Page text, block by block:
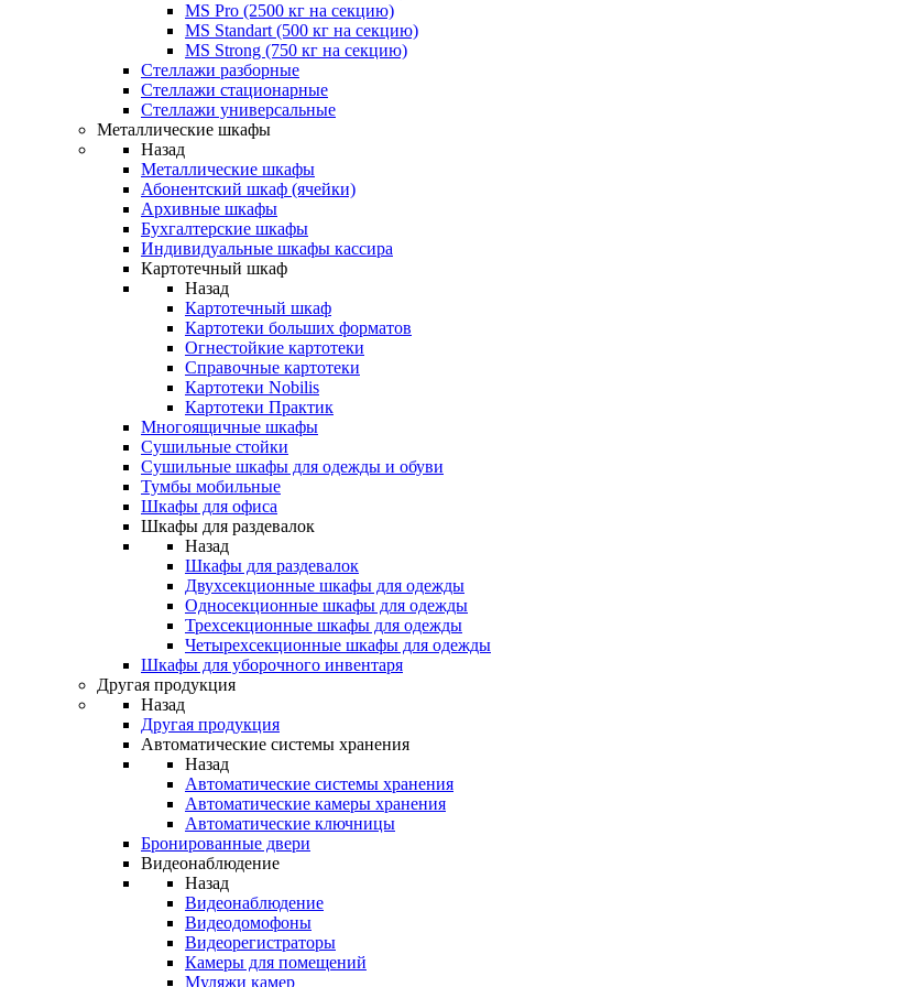
MS Pro (2500 кг на секцию)
MS Standart (500 кг на секцию)
MS Strong (750 кг на секцию)
Стеллажи разборные
Стеллажи стационарные
Стеллажи универсальные
Металлические шкафы
Назад
Металлические шкафы
Абонентский шкаф (ячейки)
Архивные шкафы
Бухгалтерские шкафы
Индивидуальные шкафы кассира
Картотечный шкаф
Назад
Картотечный шкаф
Картотеки больших форматов
Огнестойкие картотеки
Справочные картотеки
Картотеки Nobilis
Картотеки Практик
Многоящичные шкафы
Сушильные стойки
Сушильные шкафы для одежды и обуви
Тумбы мобильные
Шкафы для офиса
Шкафы для раздевалок
Назад
Шкафы для раздевалок
Двухсекционные шкафы для одежды
Односекционные шкафы для одежды
Трехсекционные шкафы для одежды
Четырехсекционные шкафы для одежды
Шкафы для уборочного инвентаря
Другая продукция
Назад
Другая продукция
Автоматические системы хранения
Назад
Автоматические системы хранения
Автоматические камеры хранения
Автоматические ключницы
Бронированные двери
Видеонаблюдение
Назад
Видеонаблюдение
Видеодомофоны
Видеорегистраторы
Камеры для помещений
Муляжи камер